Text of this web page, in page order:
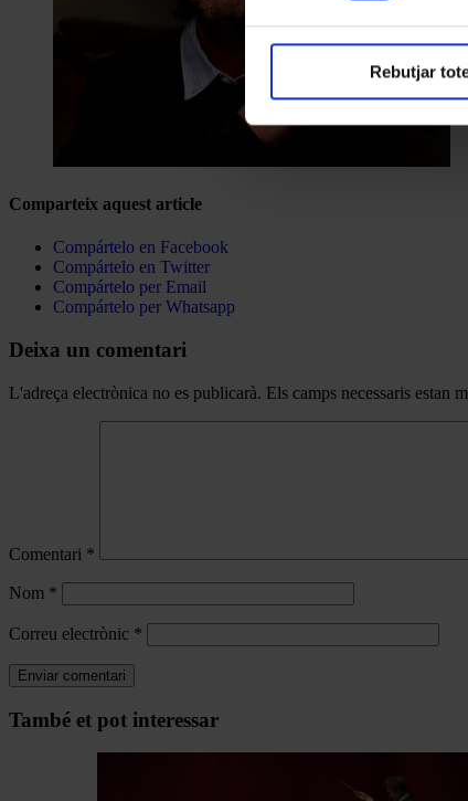
Rebutjar
Comparteix aquest article
Compártelo en Facebook
Compártelo en Twitter
Compártelo per Email
Compártelo per Whatsapp
Deixa un comentari
L'adreça electrònica no es publicarà. Els camps necessaris estan
Comentari *
Nom *
Correu electrònic *
Navegar
També et pot interessar